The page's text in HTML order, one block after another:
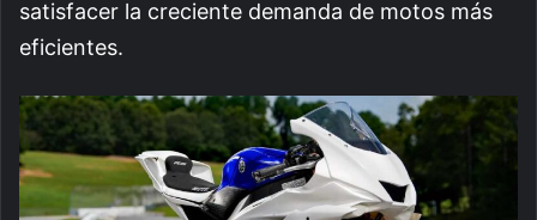
satisfacer la creciente demanda de motos más
eficientes.